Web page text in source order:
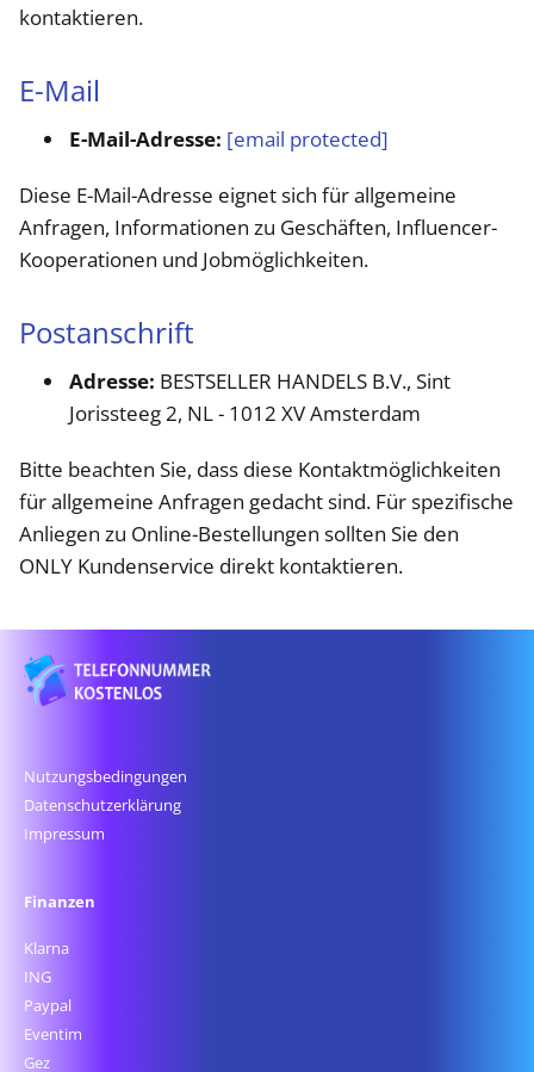
kontaktieren.
E-Mail
E-Mail-Adresse: [email protected]
Diese E-Mail-Adresse eignet sich für allgemeine
Anfragen, Informationen zu Geschäften, Influencer-
Kooperationen und Jobmöglichkeiten.
Postanschrift
Adresse: BESTSELLER HANDELS B.V., Sint
Jorissteeg 2, NL - 1012 XV Amsterdam​
Bitte beachten Sie, dass diese Kontaktmöglichkeiten
für allgemeine Anfragen gedacht sind. Für spezifische
Anliegen zu Online-Bestellungen sollten Sie den
ONLY Kundenservice direkt kontaktieren.
Nutzungsbedingungen
Datenschutz­erklärung
Impressum
Finanzen
Klarna
ING
Paypal
Eventim
Gez